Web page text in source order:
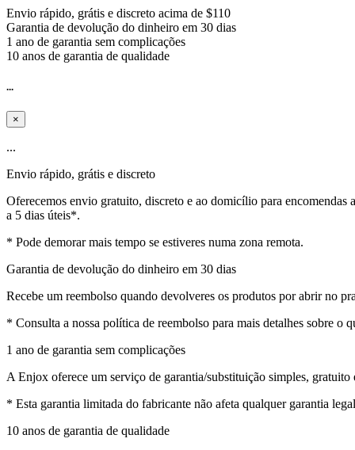
Envio rápido, grátis e discreto acima de $110
Garantia de devolução do dinheiro em 30 dias
1 ano de garantia sem complicações
10 anos de garantia de qualidade
...
×
...
Envio rápido, grátis e discreto
Oferecemos envio gratuito, discreto e ao domicílio para encomendas
a 5 dias úteis*.
* Pode demorar mais tempo se estiveres numa zona remota.
Garantia de devolução do dinheiro em 30 dias
Recebe um reembolso quando devolveres os produtos por abrir no
* Consulta a nossa política de reembolso para mais detalhes sobre o
1 ano de garantia sem complicações
A Enjox oferece um serviço de garantia/substituição simples, gratuito
* Esta garantia limitada do fabricante não afeta qualquer garantia
10 anos de garantia de qualidade